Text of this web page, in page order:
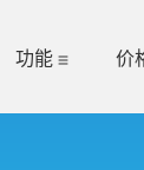
功能 价